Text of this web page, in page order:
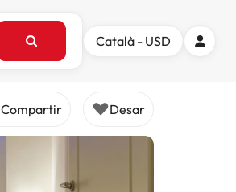
Català - USD
Compartir Desar